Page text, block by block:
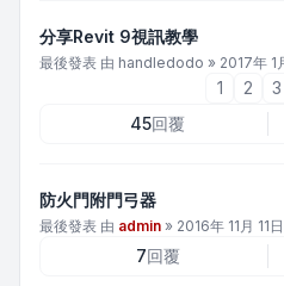
分享Revit 9視訊教學
最後發表 由 handledodo » 2017年 1
1 2 3
45回覆
防火門附門弓器
最後發表 由 admin » 2016年 11月 11
7回覆